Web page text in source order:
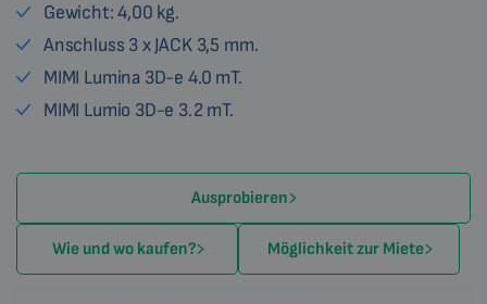
Gewicht: 4,00 kg.
Anschluss 3 x JACK 3,5 mm.
MIMI Lumina 3D-e 4.0 mT.
MIMI Lumio 3D-e 3.2 mT.
Ausprobieren
Wie und wo kaufen? Möglichkeit zur Miete